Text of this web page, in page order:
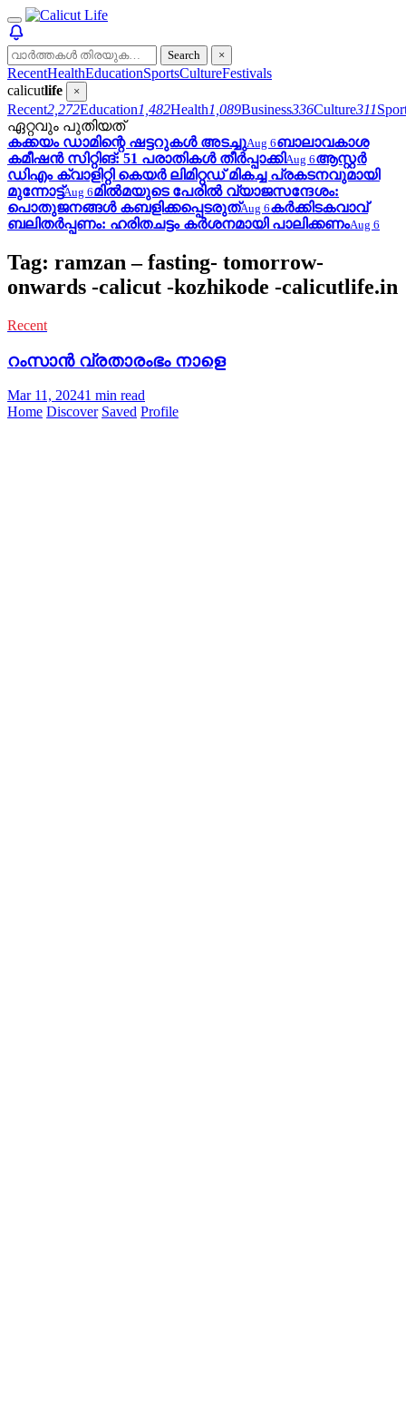
Search ×
RecentHealthEducationSportsCultureFestivals
calicutlife ×
Recent2,272Education1,482Health1,089Business336Culture311
ഏറ്റവും പുതിയത്
കക്കയം ഡാമിന്റെ ഷട്ടറുകള്‍ അടച്ചുAug 6ബാലാവകാശ
കമീഷന്‍ സിറ്റിങ്: 51 പരാതികള്‍ തീര്‍പ്പാക്കിAug 6ആസ്റ്റർ
ഡിഎം ക്വാളിറ്റി കെയർ ലിമിറ്റഡ് മികച്ച പ്രകടനവുമായി
മുന്നോട്ട്Aug 6മില്‍മയുടെ പേരില്‍ വ്യാജസന്ദേശം:
പൊതുജനങ്ങള്‍ കബളിക്കപ്പെടരുത്Aug 6കര്‍ക്കിടകവാവ്
ബലിതര്‍പ്പണം: ഹരിതചട്ടം കര്‍ശനമായി പാലിക്കണംAug 6
Tag: ramzan – fasting- tomorrow-
onwards -calicut -kozhikode -calicutlife.in
Recent
റംസാൻ വ്രതാരംഭം നാളെ
Mar 11, 20241 min read
Home Discover Saved Profile